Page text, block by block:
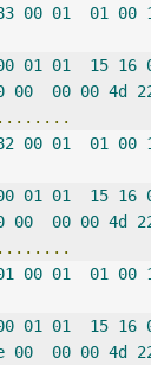
00 01 01 00
01 01 15 16
00 00 00 4d
00 01 01 00
01 01 15 16
00 00 00 4d
00 01 01 00
01 01 15 16
00 00 00 4d